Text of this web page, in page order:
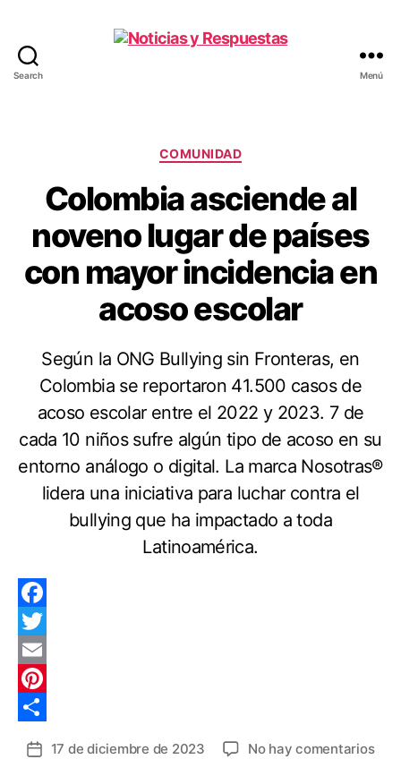
Search Menú
Categorías
COMUNIDAD
Colombia asciende al
noveno lugar de países
con mayor incidencia en
acoso escolar
Según la ONG Bullying sin Fronteras, en
Colombia se reportaron 41.500 casos de
acoso escolar entre el 2022 y 2023. 7 de
cada 10 niños sufre algún tipo de acoso en su
entorno análogo o digital. La marca Nosotras®
lidera una iniciativa para luchar contra el
bullying que ha impactado a toda
Latinoamérica.
Fecha17 de diciembre de 2023 No hay comentariosen